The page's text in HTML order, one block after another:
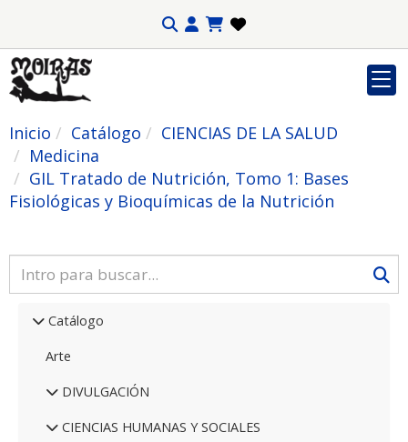
Inicio Catálogo
CIENCIAS DE LA SALUD
Medicina
GIL Tratado de Nutrición, Tomo 1: Bases
Fisiológicas y Bioquímicas de la Nutrición
Catálogo
Arte
DIVULGACIÓN
CIENCIAS HUMANAS Y SOCIALES